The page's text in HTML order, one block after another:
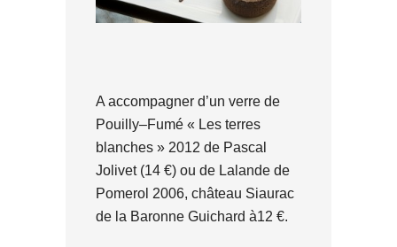
A accompagner d’un verre de
Pouilly–Fumé « Les terres
blanches » 2012 de Pascal
Jolivet (14 €) ou de Lalande de
Pomerol 2006, château Siaurac
de la Baronne Guichard à12 €.